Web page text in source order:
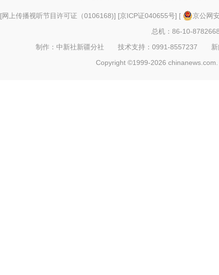
[网上传播视听节目许可证（0106168)] [京ICP证040655号] [
京公网
总机：86-10-
制作：中新社新疆分社 技术支持：0991-8557237
Copyright ©1999-2026